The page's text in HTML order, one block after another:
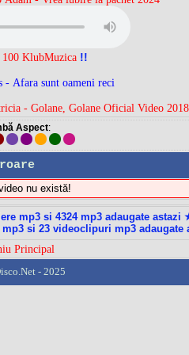
100 KlubMuzica !!
- Afara sunt oameni reci
- Golane, Golane Oficial Video 2018
Aspect:
nu există!
mp3 si 4324 mp3 adaugate astazi
si 23 videoclipuri mp3 adaugate
Principal
- 2025